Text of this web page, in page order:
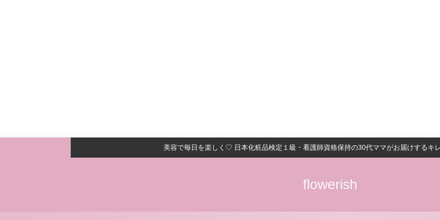
美容で毎日を楽しく♡ 日本化粧品検定１級・看護師資格保持の30代ママがお届けするキ
flowerish